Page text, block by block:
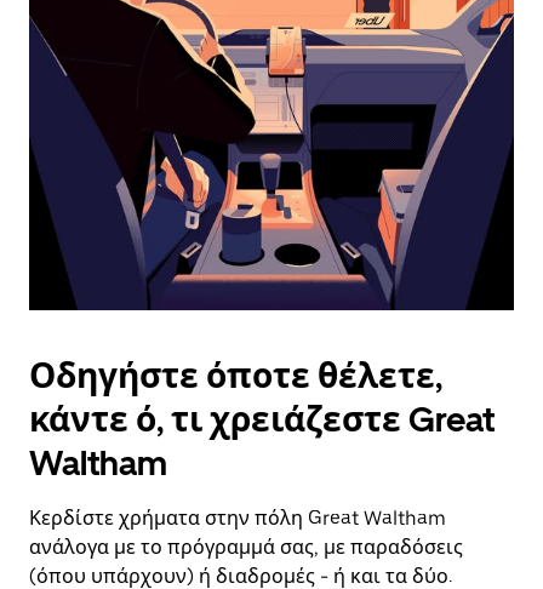
επιλέξετε
μια
ημερομηνία.
Πατήστε
πλήκτρο
escape
για
να
κλείσετε
ημερολόγιο.
Οδηγήστε όποτε θέλετε,
κάντε ό, τι χρειάζεστε Great
Waltham
Κερδίστε χρήματα στην πόλη Great Waltham
ανάλογα με το πρόγραμμά σας, με παραδόσεις
(όπου υπάρχουν) ή διαδρομές - ή και τα δύο.